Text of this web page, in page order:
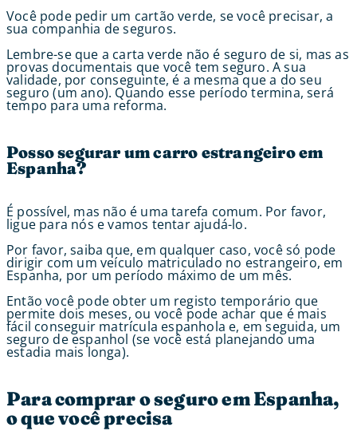
Você pode pedir um cartão verde, se você precisar, a
sua companhia de seguros.
Lembre-se que a carta verde não é seguro de si, mas as
provas documentais que você tem seguro. A sua
validade, por conseguinte, é a mesma que a do seu
seguro (um ano). Quando esse período termina, será
tempo para uma reforma.
Posso segurar um carro estrangeiro em
Espanha?
É possível, mas não é uma tarefa comum. Por favor,
ligue para nós e vamos tentar ajudá-lo.
Por favor, saiba que, em qualquer caso, você só pode
dirigir com um veículo matriculado no estrangeiro, em
Espanha, por um período máximo de um mês.
Então você pode obter um registo temporário que
permite dois meses, ou você pode achar que é mais
fácil conseguir matrícula espanhola e, em seguida, um
seguro de espanhol (se você está planejando uma
estadia mais longa).
Para comprar o seguro em Espanha,
o que você precisa